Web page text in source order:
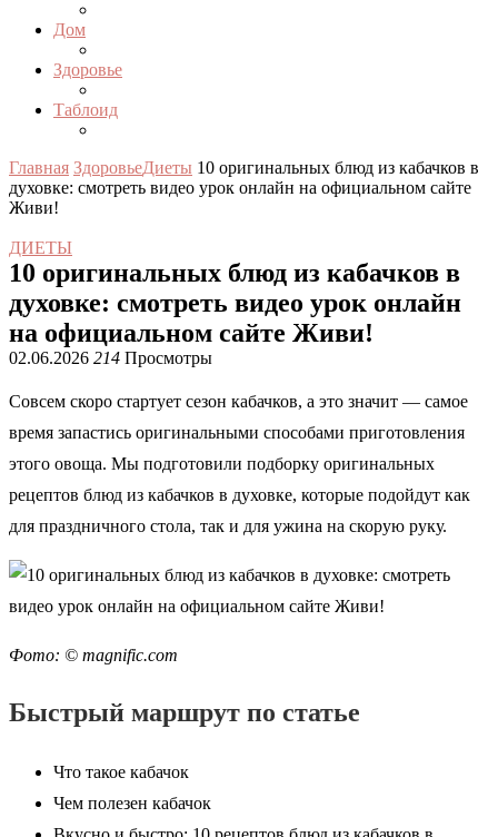
Дом
Здоровье
Таблоид
Главная ЗдоровьеДиеты 10 оригинальных блюд из кабачков в
духовке: смотреть видео урок онлайн на официальном сайте
Живи!
ДИЕТЫ
10 оригинальных блюд из кабачков в
духовке: смотреть видео урок онлайн
на официальном сайте Живи!
02.06.2026 214 Просмотры
Совсем скоро стартует сезон кабачков, а это значит — самое
время запастись оригинальными способами приготовления
этого овоща. Мы подготовили подборку оригинальных
рецептов блюд из кабачков в духовке, которые подойдут как
для праздничного стола, так и для ужина на скорую руку.
Фото: © magnific.com
Быстрый маршрут по статье
Что такое кабачок
Чем полезен кабачок